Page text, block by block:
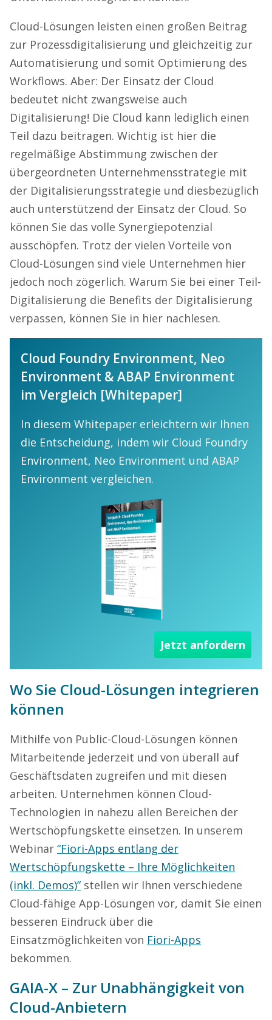
Cloud-Lösungen leisten einen großen Beitrag
zur Prozessdigitalisierung und gleichzeitig zur
Automatisierung und somit Optimierung des
Workflows. Aber: Der Einsatz der Cloud
bedeutet nicht zwangsweise auch
Digitalisierung! Die Cloud kann lediglich einen
Teil dazu beitragen. Wichtig ist hier die
regelmäßige Abstimmung zwischen der
übergeordneten Unternehmensstrategie mit
der Digitalisierungsstrategie und diesbezüglich
auch unterstützend der Einsatz der Cloud. So
können Sie das volle Synergiepotenzial
ausschöpfen. Trotz der vielen Vorteile von
Cloud-Lösungen sind viele Unternehmen hier
jedoch noch zögerlich. Warum Sie bei einer Teil-
Digitalisierung die Benefits der Digitalisierung
verpassen, können Sie in hier nachlesen.
Cloud Foundry Environment, Neo
Environment & ABAP Environment
im Vergleich [Whitepaper]
In diesem Whitepaper erleichtern wir Ihnen
die Entscheidung, indem wir Cloud Foundry
Environment, Neo Environment und ABAP
Environment vergleichen.
Jetzt anfordern
Wo Sie Cloud-Lösungen integrieren
können
Mithilfe von Public-Cloud-Lösungen können
Mitarbeitende jederzeit und von überall auf
Geschäftsdaten zugreifen und mit diesen
arbeiten. Unternehmen können Cloud-
Technologien in nahezu allen Bereichen der
Wertschöpfungskette einsetzen. In unserem
Webinar “Fiori-Apps entlang der
Wertschöpfungskette – Ihre Möglichkeiten
(inkl. Demos)” stellen wir Ihnen verschiedene
Cloud-fähige App-Lösungen vor, damit Sie einen
besseren Eindruck über die
Einsatzmöglichkeiten von Fiori-Apps
bekommen.
GAIA-X – Zur Unabhängigkeit von
Cloud-Anbietern